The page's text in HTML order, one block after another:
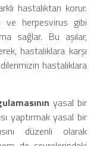
hastalıktan korur.
ve herpesvirus gibi
sağlar. Bu aşılar,
hastalıklara karşı
hastalıklara
yasal bir
yaptırmak yasal bir
düzenli olarak